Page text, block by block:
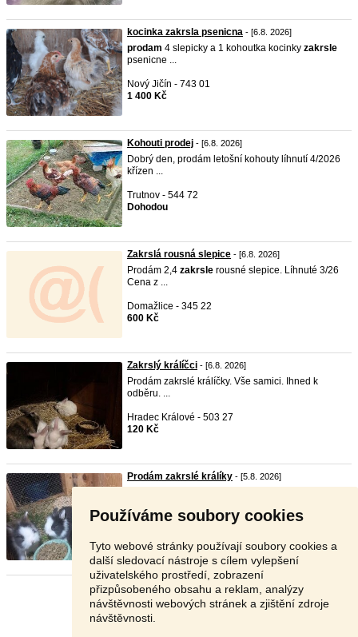
Používáme soubory cookies
Tyto webové stránky používají soubory cookies a
další sledovací nástroje s cílem vylepšení
uživatelského prostředí, zobrazení
přizpůsobeného obsahu a reklam, analýzy
návštěvnosti webových stránek a zjištění zdroje
návštěvnosti.
kocinka zakrsla psenicna - [6.8. 2026]
prodam 4 slepicky a 1 kohoutka kocinky zakrsle
psenicne ...
Nový Jičín - 743 01
1 400 Kč
Kohouti prodej - [6.8. 2026]
Dobrý den, prodám letošní kohouty líhnutí 4/2026
křízen ...
Trutnov - 544 72
Dohodou
Zakrslá rousná slepice - [6.8. 2026]
Prodám 2,4 zakrsle rousné slepice. Líhnuté 3/26
Cena z ...
Domažlice - 345 22
600 Kč
Zakrslý králíčci - [6.8. 2026]
Prodám zakrslé králíčky. Vše samici. Ihned k
odběru. ...
Hradec Králové - 503 27
120 Kč
Prodám zakrslé králíky - [5.8. 2026]
400 Kč
Stránka: 1 2 3 Další